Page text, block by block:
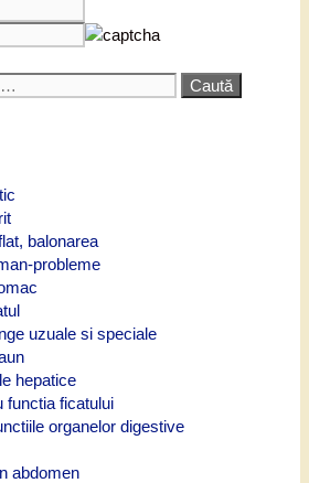
balonarea
probleme
uzuale si speciale
hepatice
functia ficatului
organelor digestive
abdomen